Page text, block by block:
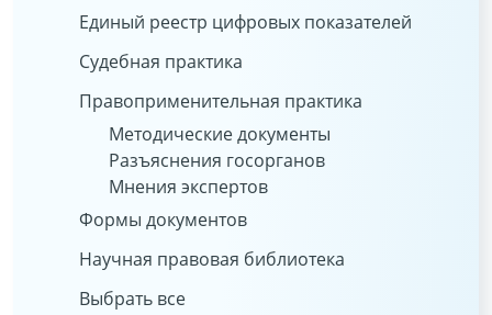
Единый реестр цифровых показателей
Судебная практика
Правоприменительная практика
Методические документы
Разъяснения госорганов
Мнения экспертов
Формы документов
Научная правовая библиотека
Выбрать все